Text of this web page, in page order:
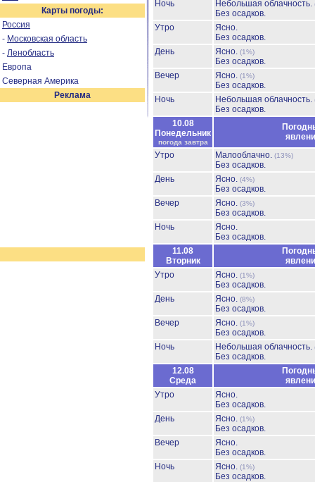
Карты погоды:
Россия
- Московская область
- Ленобласть
Европа
Северная Америка
Реклама
Ночь
Небольшая облачность.
Без осадков.
Утро
Ясно.
Без осадков.
День
Ясно. (1%)
Без осадков.
Вечер
Ясно. (1%)
Без осадков.
Ночь
Небольшая облачность.
Без осадков.
10.08
Понедельник
погода завтра
Утро
Малооблачно. (13%)
Без осадков.
День
Ясно. (4%)
Без осадков.
Вечер
Ясно. (3%)
Без осадков.
Ночь
Ясно.
Без осадков.
11.08
Вторник
Утро
Ясно. (1%)
Без осадков.
День
Ясно. (8%)
Без осадков.
Вечер
Ясно. (1%)
Без осадков.
Ночь
Небольшая облачность.
Без осадков.
12.08
Среда
Утро
Ясно.
Без осадков.
День
Ясно. (1%)
Без осадков.
Вечер
Ясно.
Без осадков.
Ночь
Ясно. (1%)
Без осадков.